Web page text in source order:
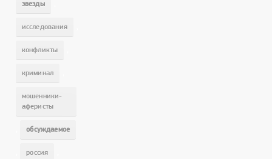
звезды
исследования
конфликты
криминал
мошенники-
аферисты
обсуждаемое
россия